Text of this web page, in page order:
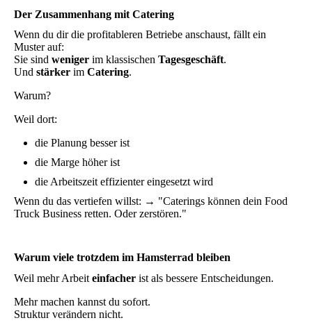
Der Zusammenhang mit Catering
Wenn du dir die profitableren Betriebe anschaust, fällt ein
Muster auf:
Sie sind weniger im klassischen Tagesgeschäft.
Und stärker im Catering.
Warum?
Weil dort:
die Planung besser ist
die Marge höher ist
die Arbeitszeit effizienter eingesetzt wird
Wenn du das vertiefen willst: → "Caterings können dein Food
Truck Business retten. Oder zerstören."
Warum viele trotzdem im Hamsterrad bleiben
Weil mehr Arbeit einfacher ist als bessere Entscheidungen.
Mehr machen kannst du sofort.
Struktur verändern nicht.